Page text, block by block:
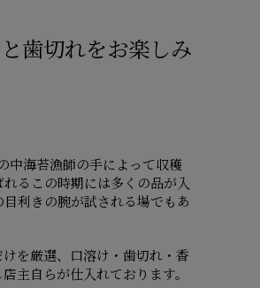
歯切れをお楽しみ
中海苔漁師の手によって収穫
るこの時期には多くの品が入
利きの腕が試される場でもあ
を厳選、口溶け・歯切れ・香
主自らが仕入れております。